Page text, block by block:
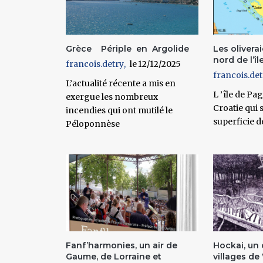
Grèce Périple en Argolide
francois.detry
12/12/2025
L’actualité récente a mis en
exergue les nombreux
incendies qui ont mutilé le
Péloponnèse
Les
nord de
L ’île de
Croatie qui
superficie
Fanf’harmonies, un air de
Gaume, de Lorraine et
Hockai, un
villages de